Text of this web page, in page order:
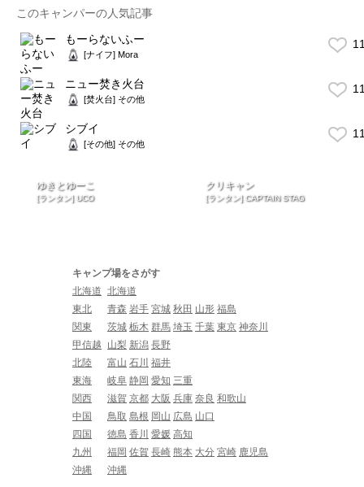
このキャンパーの人気記事
もーらないふー
[ナイフ] Mora
ニュー焚き火台
[焚火台] その他
シブイ
[その他] その他
ゆきとゆーこ
[ランタン] UCO
クリキャン
[ランタン] CAPTAIN STAG
キャンプ場をさがす
北海道 北海道
東北
青森 岩手 宮城 秋田 山形 福島
関東
茨城 栃木 群馬 埼玉 千葉 東京 神奈川
甲信越
山梨 新潟 長野
北陸
富山 石川 福井
東海
岐阜 静岡 愛知 三重
関西
滋賀 京都 大阪 兵庫 奈良 和歌山
中国
鳥取 島根 岡山 広島 山口
四国
徳島 香川 愛媛 高知
九州
福岡 佐賀 長崎 熊本 大分 宮崎 鹿児島
沖縄
沖縄